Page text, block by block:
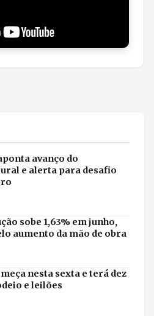
avanço do
e alerta para desafio
sobe 1,63% em junho,
aumento da mão de obra
nesta sexta e terá dez
e leilões